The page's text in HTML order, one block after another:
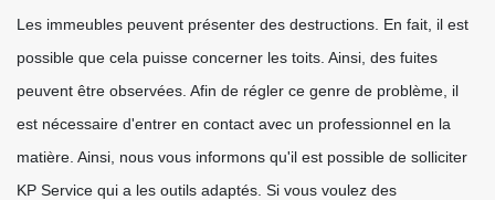
Les immeubles peuvent présenter des destructions. En fait, il est
possible que cela puisse concerner les toits. Ainsi, des fuites
peuvent être observées. Afin de régler ce genre de problème, il
est nécessaire d'entrer en contact avec un professionnel en la
matière. Ainsi, nous vous informons qu'il est possible de solliciter
KP Service qui a les outils adaptés. Si vous voulez des